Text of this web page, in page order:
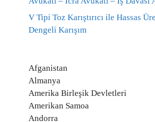
V Tipi Toz Karıştırıcı ile Hassas
Dengeli Karışım
Afganistan
Almanya
Amerika Birleşik Devletleri
Amerikan Samoa
Andorra